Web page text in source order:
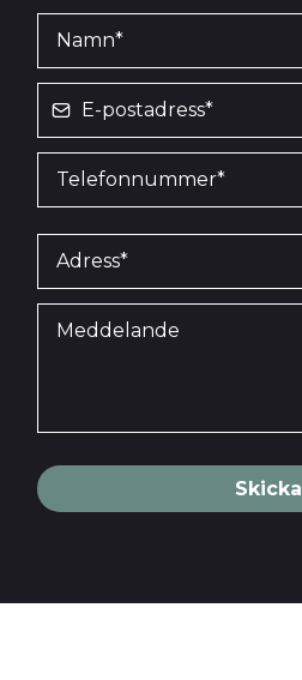
Skicka